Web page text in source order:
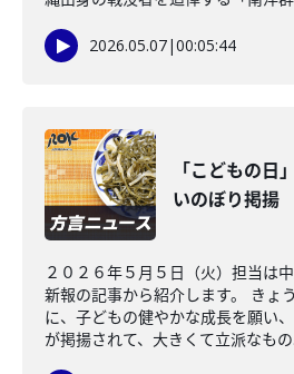
2026.05.07|00:05:44
「こどもの日
いのぼり掲揚
２０２６年５月５日（火）担当は
新報の記事から紹介します。 きょ
に、子どもの健やかな成長を願い
が掲揚されて、大きくて立派なもの